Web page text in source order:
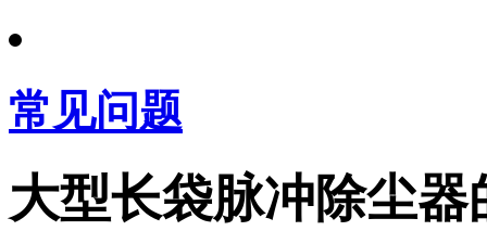
常见问题
大型长袋脉冲除尘器